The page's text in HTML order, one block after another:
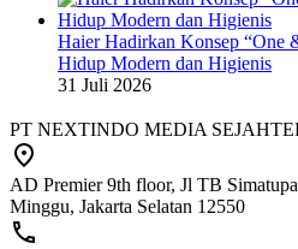
Haier Hadirkan Konsep “One
Hidup Modern dan Higienis
31 Juli 2026
PT NEXTINDO MEDIA
AD Premier 9th floor, Jl TB
Minggu, Jakarta Selatan 12550